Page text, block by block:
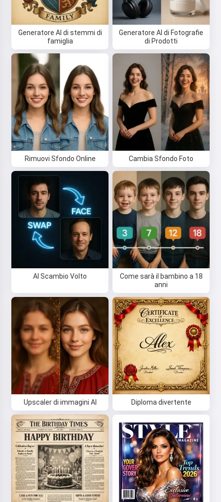
Generatore AI di stemmi di
famiglia
Generatore AI di Fotografie
di Prodotti
Rimuovi Sfondo Online Cambia Sfondo Foto
AI Scambio Volto
Come sarà il bambino a 18
anni
Upscaler di immagini AI Diploma divertente
Politica di Rimborso